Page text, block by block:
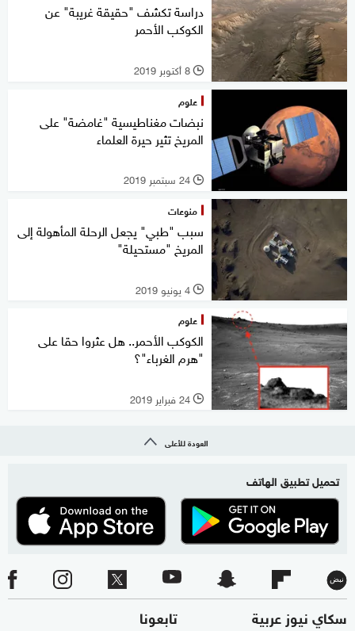
دراسة تكشف "حقيقة غريبة" عن
الكوكب الأحمر
l 8 أكتوبر 2019
علوم
نبضات مغناطيسية "غامضة" على
المريخ تثير حيرة العلماء
l 24 سبتمبر 2019
منوعات
سبب "طبي" يجعل الرحلة المأهولة إلى
المريخ "مستحيلة"
l 4 يونيو 2019
علوم
الكوكب الأحمر.. هل عثروا حقا على
"هرم الغرباء"؟
l 24 فبراير 2019
العودة للأعلى
تحميل تطبيق الهاتف
سكاي نيوز عربية تابعونا